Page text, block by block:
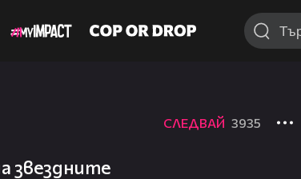
СЛЕДВАЙ 3935
звездните